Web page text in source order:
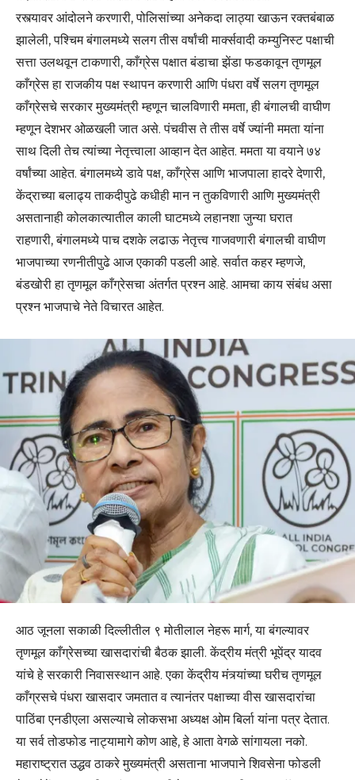
रस्त्यावर आंदोलने करणारी, पोलिसांच्या अनेकदा लाठ्या खाऊन रक्तबंबाळ
झालेली, पश्चिम बंगालमध्ये सलग तीस वर्षांची मार्क्सवादी कम्युनिस्ट पक्षाची
सत्ता उलथवून टाकणारी, काँग्रेस पक्षात बंडाचा झेंडा फडकावून तृणमूल
काँग्रेस हा राजकीय पक्ष स्थापन करणारी आणि पंधरा वर्षे सलग तृणमूल
काँग्रेसचे सरकार मुख्यमंत्री म्हणून चालविणारी ममता, ही बंगालची वाघीण
म्हणून देशभर ओळखली जात असे. पंचवीस ते तीस वर्षे ज्यांनी ममता यांना
साथ दिली तेच त्यांच्या नेतृत्त्वाला आव्हान देत आहेत. ममता या वयाने ७४
वर्षांच्या आहेत. बंगालमध्ये डावे पक्ष, काँग्रेस आणि भाजपाला हादरे देणारी,
केंद्राच्या बलाढ्य ताकदीपुढे कधीही मान न तुकविणारी आणि मुख्यमंत्री
असतानाही कोलकात्यातील काली घाटमध्ये लहानशा जुन्या घरात
राहणारी, बंगालमध्ये पाच दशके लढाऊ नेतृत्त्व गाजवणारी बंगालची वाघीण
भाजपाच्या रणनीतीपुढे आज एकाकी पडली आहे. सर्वात कहर म्हणजे,
बंडखोरी हा तृणमूल काँग्रेसचा अंतर्गत प्रश्न आहे. आमचा काय संबंध असा
प्रश्न भाजपाचे नेते विचारत आहेत.
आठ जूनला सकाळी दिल्लीतील ९ मोतीलाल नेहरू मार्ग, या बंगल्यावर
तृणमूल काँग्रेसच्या खासदारांची बैठक झाली. केंद्रीय मंत्री भूपेंद्र यादव
यांचे हे सरकारी निवासस्थान आहे. एका केंद्रीय मंत्र्यांच्या घरीच तृणमूल
काँग्रसचे पंधरा खासदार जमतात व त्यानंतर पक्षाच्या वीस खासदारांचा
पाठिंबा एनडीएला असल्याचे लोकसभा अध्यक्ष ओम बिर्ला यांना पत्र देतात.
या सर्व तोडफोड नाट्यामागे कोण आहे, हे आता वेगळे सांगायला नको.
महाराष्ट्रात उद्धव ठाकरे मुख्यमंत्री असताना भाजपाने शिवसेना फोडली